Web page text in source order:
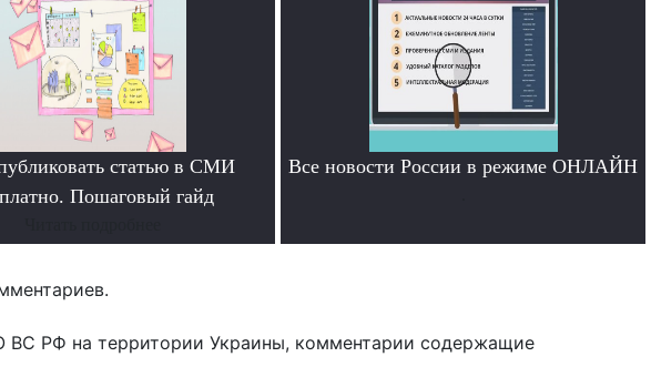
статью в СМИ
Пошаговый гайд
Все новости России в режиме ОНЛАЙН
ВС РФ на территории Украины, комментарии содержащие